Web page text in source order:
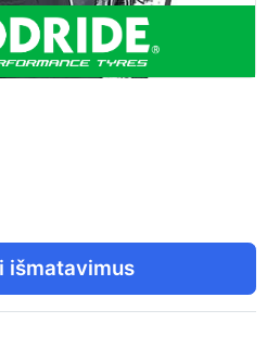
išmatavimus